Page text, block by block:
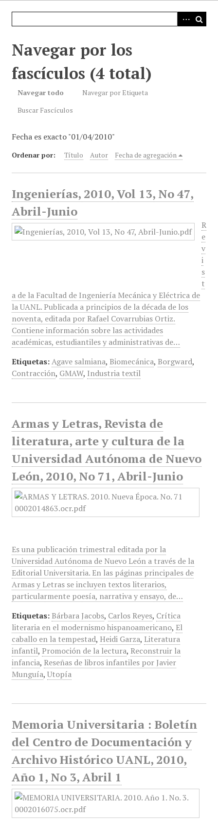
Navegar por los
fascículos (4 total)
Navegar todo
Navegar por Etiqueta
Buscar Fascículos
Fecha es exacto "01/04/2010"
Ordenar por: Título Autor Fecha de agregación
Ingenierías, 2010, Vol 13, No 47,
Abril-Junio
R
e
v
i
s
t
a de la Facultad de Ingeniería Mecánica y Eléctrica de
la UANL. Publicada a principios de la década de los
noventa, editada por Rafael Covarrubias Ortiz.
Contiene información sobre las actividades
académicas, estudiantiles y administrativas de…
Etiquetas: Agave salmiana, Biomecánica, Borgward,
Contracción, GMAW, Industria textil
Armas y Letras, Revista de
literatura, arte y cultura de la
Universidad Autónoma de Nuevo
León, 2010, No 71, Abril-Junio
Es una publicación trimestral editada por la
Universidad Autónoma de Nuevo León a través de la
Editorial Universitaria. En las páginas principales de
Armas y Letras se incluyen textos literarios,
particularmente poesía, narrativa y ensayo, de…
Etiquetas: Bárbara Jacobs, Carlos Reyes, Crítica
literaria en el modernismo hispanoamericano, El
caballo en la tempestad, Heidi Garza, Literatura
infantil, Promoción de la lectura, Reconstruir la
infancia, Reseñas de libros infantiles por Javier
Munguía, Utopía
Memoria Universitaria : Boletín
del Centro de Documentación y
Archivo Histórico UANL, 2010,
Año 1, No 3, Abril 1